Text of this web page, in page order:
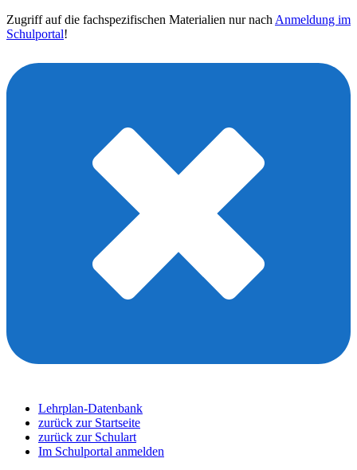
Zugriff auf die fachspezifischen Materialien nur nach Anmeldung im
Schulportal!
Lehrplan-Datenbank
zurück zur Startseite
zurück zur Schulart
Im Schulportal anmelden